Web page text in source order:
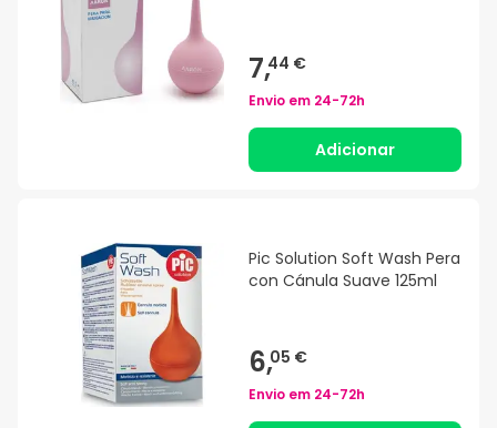
7,44 €
Envio em 24-72h
Adicionar
Pic Solution Soft Wash Pera
con Cánula Suave 125ml
6,05 €
Envio em 24-72h